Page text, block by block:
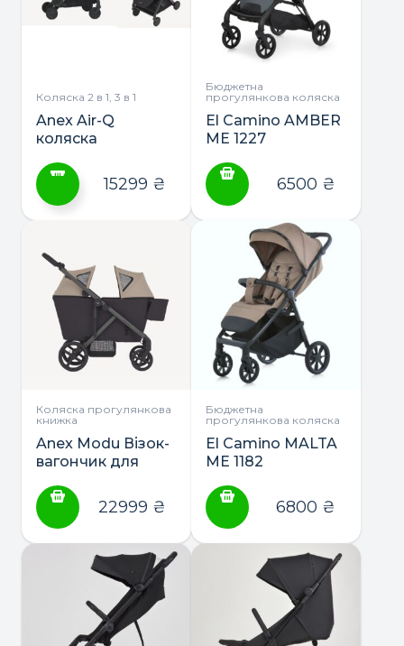
Коляска 2 в 1, 3 в 1
Anex Air-Q
коляска
2в1
має
кілька
варіантів.
Параметри
можна
вибрати
сторінці
15299 ₴
Бюджетна
прогулянкова коляска
El Camino AMBER
ME 1227
коляска
6500 ₴
Коляска прогулянкова
книжка
Anex Modu Візок-
вагончик для
діток
22999 ₴
Бюджетна
прогулянкова коляска
El Camino MALTA
ME 1182
коляска
6800 ₴